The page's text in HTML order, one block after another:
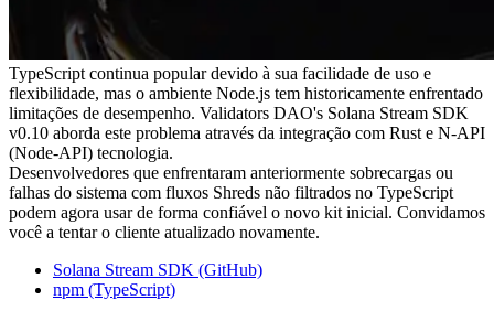
TypeScript continua popular devido à sua facilidade de uso e
flexibilidade, mas o ambiente Node.js tem historicamente enfrentado
limitações de desempenho. Validators DAO's Solana Stream SDK
v0.10 aborda este problema através da integração com Rust e N-API
(Node-API) tecnologia.
Desenvolvedores que enfrentaram anteriormente sobrecargas ou
falhas do sistema com fluxos Shreds não filtrados no TypeScript
podem agora usar de forma confiável o novo kit inicial. Convidamos
você a tentar o cliente atualizado novamente.
Solana Stream SDK (GitHub)
npm (TypeScript)